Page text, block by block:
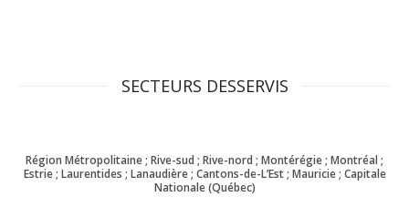
SECTEURS DESSERVIS
Région Métropolitaine ; Rive-sud ; Rive-nord ; Montérégie ; Montréal ;
Estrie ; Laurentides ; Lanaudière ; Cantons-de-L’Est ; Mauricie ; Capitale
Nationale (Québec)